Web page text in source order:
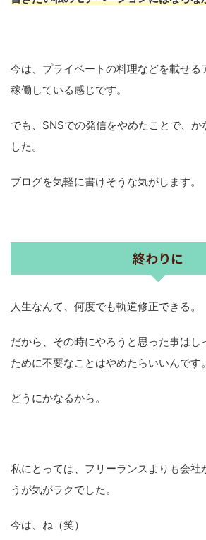
今は、プライベートの料理などを載せる
稼働している感じです。
でも、SNSでの発信をやめたことで、か
した。
ブログを気軽に書けそうな気がします。
終わりに
人生なんて、何度でも軌道修正できる。
だから、その時にやろうと思った事はし
ために不要なことはやめたらいいんです。
どうにかなるから。
私にとっては、フリーランスよりも会社
うが気がラクでした。
今は、ね（笑）